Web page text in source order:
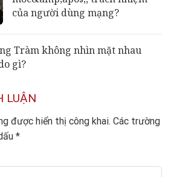
của người dùng mạng?
Tràm không nhìn mặt nhau
gì?
LUẬN
được hiển thị công khai. Các trường
*